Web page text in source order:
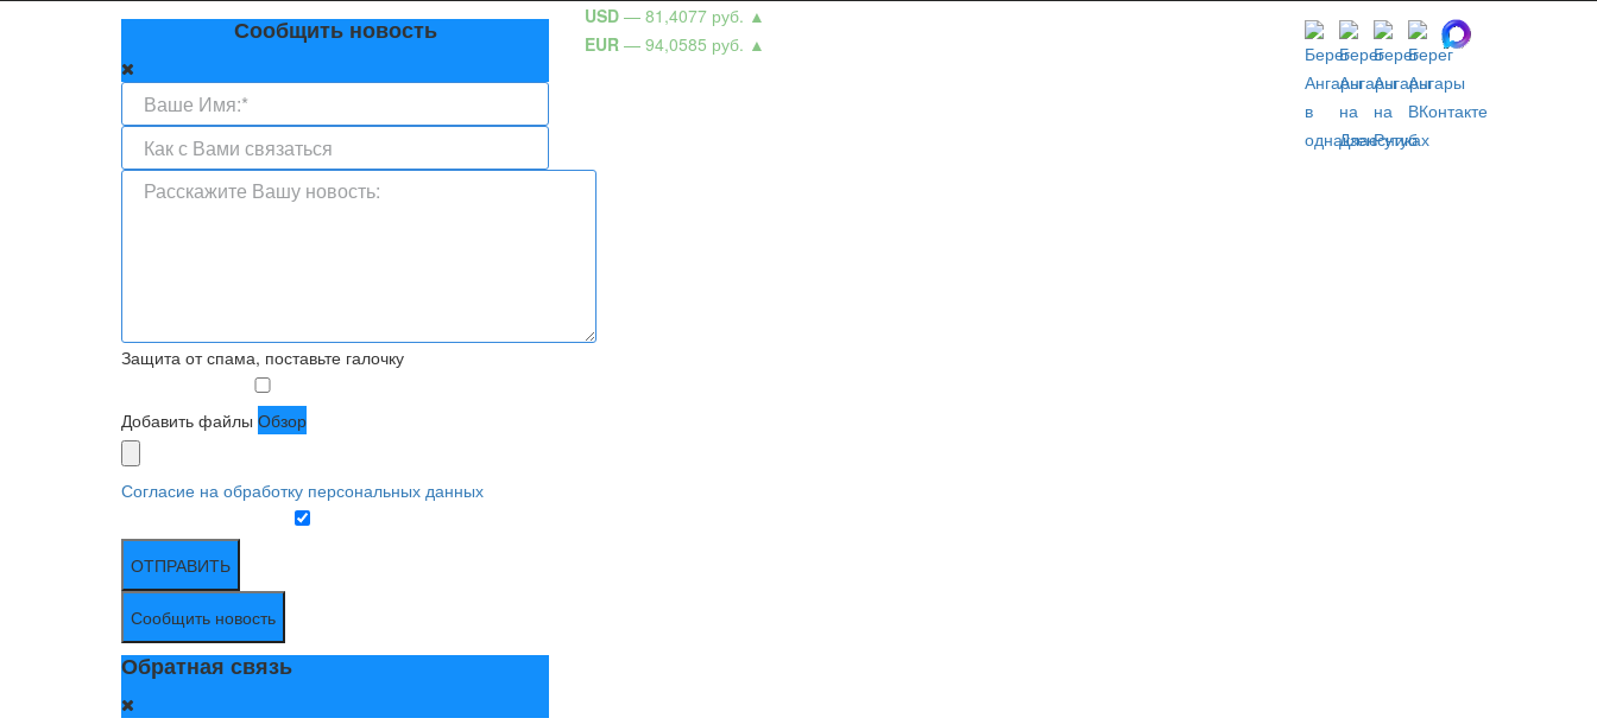
Сообщить новость
Защита от спама, поставьте галочку
Добавить файлы Обзор
Согласие на обработку персональных данных
ОТПРАВИТЬ
Сообщить новость
Обратная связь
USD — 81,4077 руб. ▲
EUR — 94,0585 руб. ▲